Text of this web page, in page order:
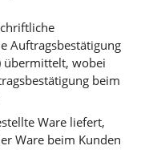
Auftragsbestätigung
übermittelt, wobei
beim
Ware liefert,
Ware beim Kunden